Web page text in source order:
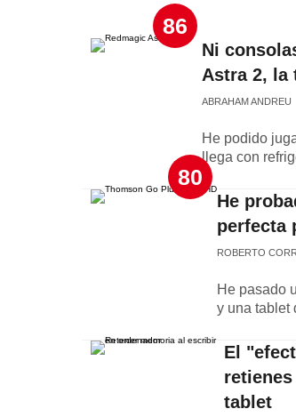
86
Ni
Astra 2, la
ABRAHAM ANDREU
He podido
llega con
80
He
perfecta
ROBERTO
He pasado
y una tablet
El
tablet